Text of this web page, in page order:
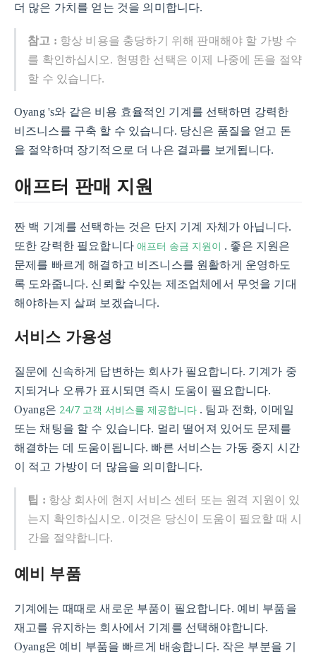
더 많은 가치를 얻는 것을 의미합니다.
참고 : 항상 비용을 충당하기 위해 판매해야 할 가방 수
를 확인하십시오. 현명한 선택은 이제 나중에 돈을 절약
할 수 있습니다.
Oyang 's와 같은 비용 효율적인 기계를 선택하면 강력한
비즈니스를 구축 할 수 있습니다. 당신은 품질을 얻고 돈
을 절약하며 장기적으로 더 나은 결과를 보게됩니다.
애프터 판매 지원
짠 백 기계를 선택하는 것은 단지 기계 자체가 아닙니다.
또한 강력한 필요합니다애프터 송금 지원이 . 좋은 지원은
문제를 빠르게 해결하고 비즈니스를 원활하게 운영하도
록 도와줍니다. 신뢰할 수있는 제조업체에서 무엇을 기대
해야하는지 살펴 보겠습니다.
서비스 가용성
질문에 신속하게 답변하는 회사가 필요합니다. 기계가 중
지되거나 오류가 표시되면 즉시 도움이 필요합니다.
Oyang은 24/7 고객 서비스를 제공합니다 . 팀과 전화, 이메일
또는 채팅을 할 수 있습니다. 멀리 떨어져 있어도 문제를
해결하는 데 도움이됩니다. 빠른 서비스는 가동 중지 시간
이 적고 가방이 더 많음을 의미합니다.
팁 : 항상 회사에 현지 서비스 센터 또는 원격 지원이 있
는지 확인하십시오. 이것은 당신이 도움이 필요할 때 시
간을 절약합니다.
예비 부품
기계에는 때때로 새로운 부품이 필요합니다. 예비 부품을
재고를 유지하는 회사에서 기계를 선택해야합니다.
Oyang은 예비 부품을 빠르게 배송합니다. 작은 부분을 기